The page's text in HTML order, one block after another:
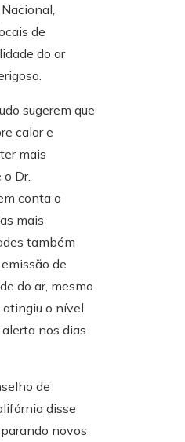
de
do ar
sugerem que
calor e
mais
Dr.
conta o
mais
também
de
do ar, mesmo
atingiu o nível
nos dias
de
disse
novos